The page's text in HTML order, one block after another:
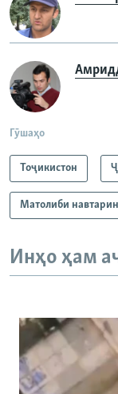
Гӯшаҳо
Тоҷикистон
Матолиби навтарин
Инҳо ҳам